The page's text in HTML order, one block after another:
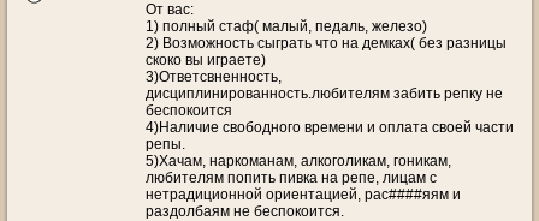
От вас:
1) полный стаф( малый, педаль, железо)
2) Возможность сыграть что на демках( без разницы
скоко вы играете)
3)Ответсвненность,
дисциплинированность.любителям забить репку не
беспокоится
4)Наличие свободного времени и оплата своей части
репы.
5)Хачам, наркоманам, алкоголикам, гоникам,
любителям попить пивка на репе, лицам с
нетрадиционной ориентацией, рас####яям и
раздолбаям не беспокоится.